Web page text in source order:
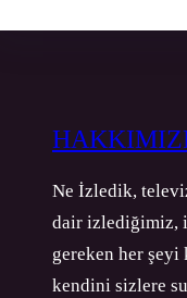
Ne İzledik,
dair izlediğimiz,
gereken her
kendini sizlere